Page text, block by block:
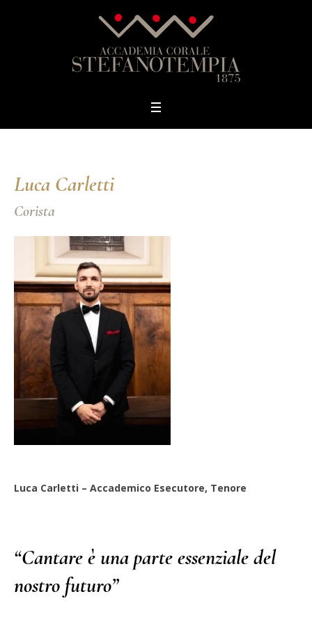
Luca Carletti
Corista
Luca Carletti – Accademico Esecutore, Tenore
“Cantare è una parte essenziale del
nostro futuro”